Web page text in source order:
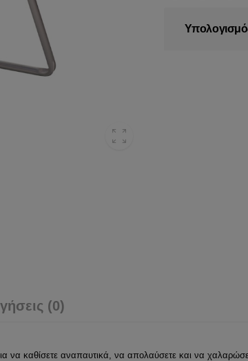
(0)
να καθίσετε αναπαυτικά, να απολαύσετε και να